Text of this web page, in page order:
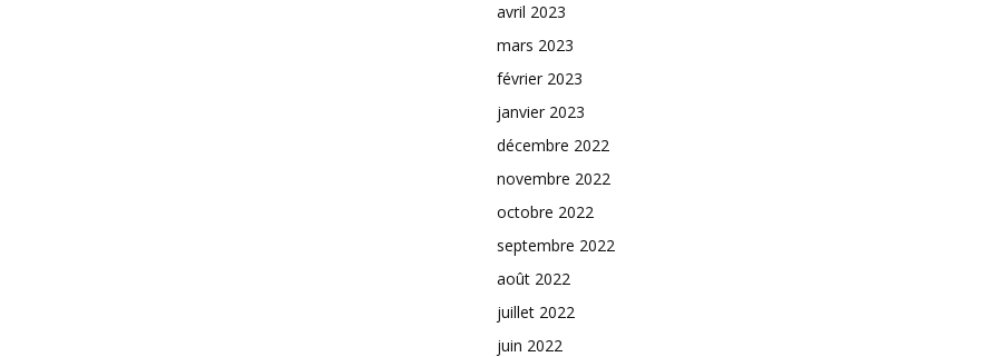
avril 2023
mars 2023
février 2023
janvier 2023
décembre 2022
novembre 2022
octobre 2022
septembre 2022
août 2022
juillet 2022
juin 2022